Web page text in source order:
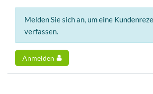
Melden Sie sich an, um eine
verfassen.
Anmelden